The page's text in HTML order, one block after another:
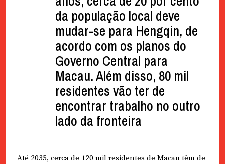
da população local deve
mudar-se para Hengqin, de
acordo com os planos do
Governo Central para
Macau. Além disso, 80 mil
residentes vão ter de
encontrar trabalho no outro
lado da fronteira
Até 2035, cerca de 120 mil residentes de Macau têm de